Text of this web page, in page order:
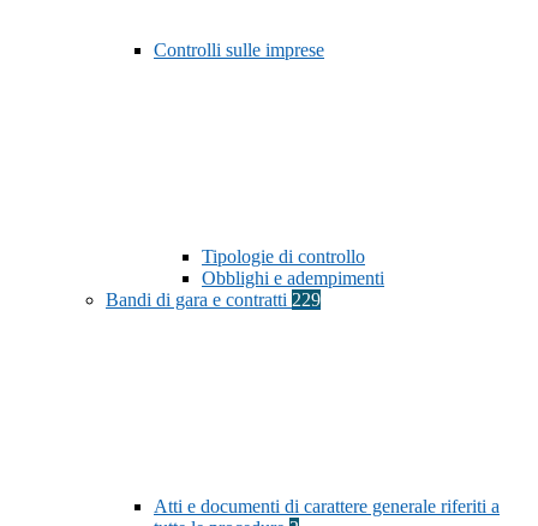
Controlli sulle imprese
Tipologie di controllo
Obblighi e adempimenti
Bandi di gara e contratti 229
Atti e documenti di carattere generale riferiti a